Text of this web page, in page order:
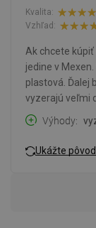
Kvalita:
Vzhľad:
Ak chcete
jedine v
plastová. Ďalej
vyzerajú veľmi
Výhody
Ukážte